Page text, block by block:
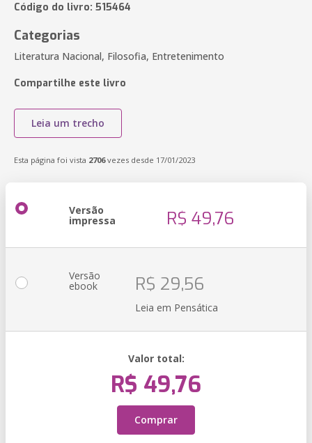
Código do livro: 515464
Categorias
Literatura Nacional, Filosofia, Entretenimento
Compartilhe este livro
Leia um trecho
Esta página foi vista 2706vezes desde 17/01/2023
Versão
impressa R$ 49,76
Versão
ebook R$ 29,56
Leia em Pensática
Valor total:
R$ 49,76
Comprar